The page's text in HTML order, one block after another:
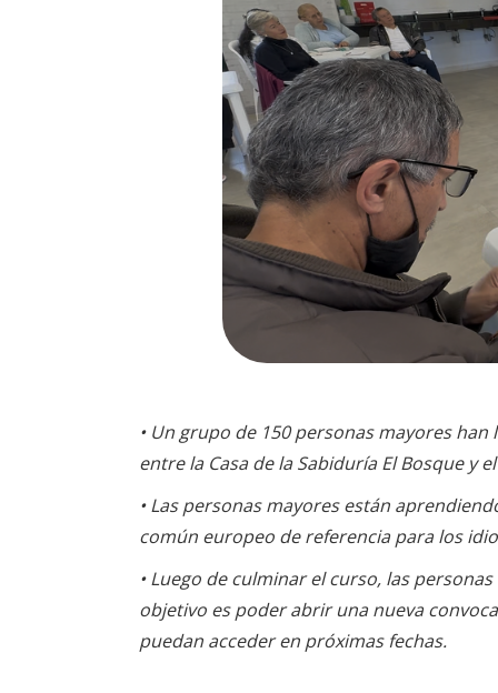
• Un grupo de 150 personas mayores
entre la Casa de la Sabiduría El Bosque y el
• Las personas mayores están
común europeo de referencia para los
• Luego de culminar el curso, las
objetivo es poder abrir una nueva
puedan acceder en próximas fechas.